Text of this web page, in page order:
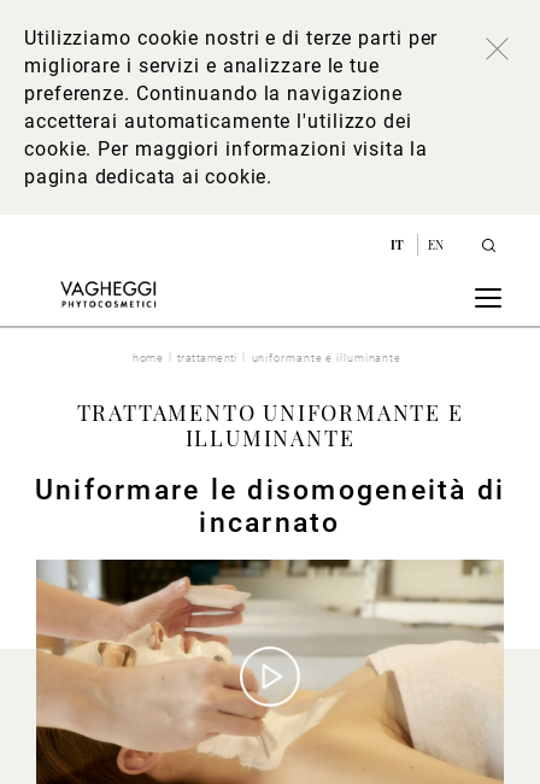
Utilizziamo cookie nostri e di terze parti per
migliorare i servizi e analizzare le tue
preferenze. Continuando la navigazione
accetterai automaticamente l'utilizzo dei
cookie. Per maggiori informazioni visita la
pagina dedicata ai cookie.
IT EN
home trattamenti uniformante e illuminante
TRATTAMENTO UNIFORMANTE E
ILLUMINANTE
Uniformare le disomogeneità di
incarnato